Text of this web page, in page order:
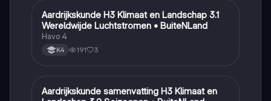
Aardrijkskunde
Aardrijkskunde H3 Klimaat en Landschap 3.1
Wereldwijde Luchtstromen • BuiteNLand
Havo 4
K4 191 3
Aardrijkskunde
Aardrijkskunde samenvatting H3 Klimaat en